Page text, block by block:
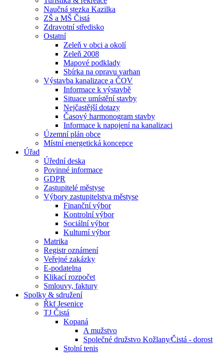
Naučná stezka Kazilka
ZŠ a MŠ Čistá
Zdravotní středisko
Ostatní
Zeleň v obci a okolí
Zeleň 2008
Mapové podklady
Sbírka na opravu varhan
Výstavba kanalizace a ČOV
Informace k výstavbě
Situace umístění stavby
Nejčastější dotazy
Časový harmonogram stavby
Informace k napojení na kanalizaci
Územní plán obce
Místní energetická koncepce
Úřad
Úřední deska
Povinné informace
GDPR
Zastupitelé městyse
Výbory zastupitelstva městyse
Finanční výbor
Kontrolní výbor
Sociální výbor
Kulturní výbor
Matrika
Registr oznámení
Veřejné zakázky
E-podatelna
Klikací rozpočet
Smlouvy, faktury
Spolky & sdružení
Řkf Jesenice
TJ Čistá
Kopaná
A mužstvo
Společné družstvo Kožlany⁄Čistá - dorost
Stolní tenis